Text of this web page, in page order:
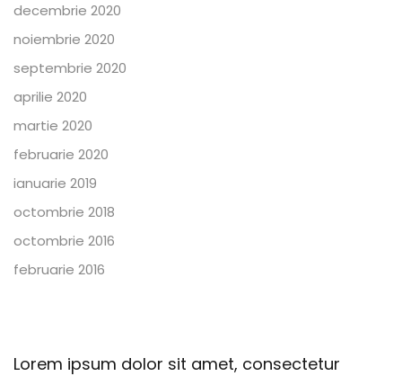
decembrie 2020
noiembrie 2020
septembrie 2020
aprilie 2020
martie 2020
februarie 2020
ianuarie 2019
octombrie 2018
octombrie 2016
februarie 2016
Lorem ipsum dolor sit amet, consectetur